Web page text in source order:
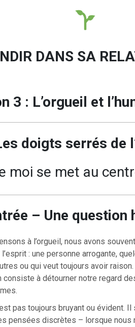
DANS SA
3 : L’orgueil et
doigts serrés de
moi se met au
– Une question
à l’orgueil, nous avons
: une personne arrogante,
ou qui veut toujours avoir
consiste à détourner notre regard
pas toujours bruyant ou évident.
pensées discrètes – lorsque nous
RETOUR À LA SOURCE DE LA VIE |
prière qui transforme le cœur |
9.
nous du mal